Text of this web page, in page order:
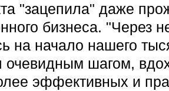
"зацепила" даже
бизнеса. "Через
на начало нашего
очевидным шагом,
эффективных и